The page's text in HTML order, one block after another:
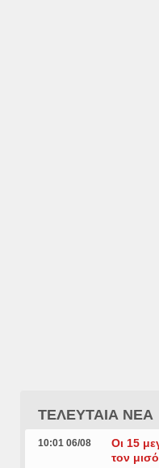
ΤΕΛΕΥΤΑΙΑ ΝΕΑ
10:01 06/08
Οι 15
τον